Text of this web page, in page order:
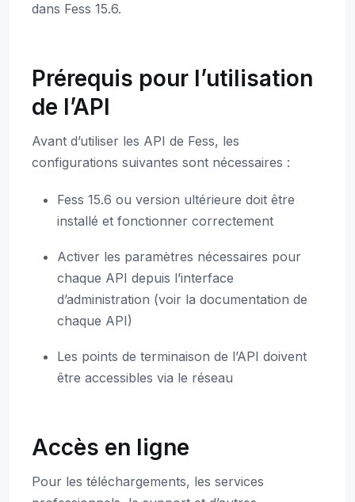
dans Fess 15.6.
Prérequis pour l’utilisation
de l’API
Avant d’utiliser les API de Fess, les
configurations suivantes sont nécessaires :
Fess 15.6 ou version ultérieure doit être
installé et fonctionner correctement
Activer les paramètres nécessaires pour
chaque API depuis l’interface
d’administration (voir la documentation de
chaque API)
Les points de terminaison de l’API doivent
être accessibles via le réseau
Accès en ligne
Pour les téléchargements, les services